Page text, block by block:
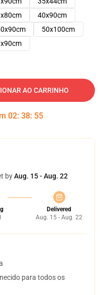
40x90cm
50x100cm
AO CARRINHO
02: 38: 54
byAug. 15 - Aug. 22
Delivered
Aug. 15 - Aug. 22
para todos os